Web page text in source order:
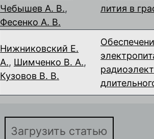
Чебышев А. В.,
Фесенко А. В.
лития в
Нижниковский Е.
А., Шимченко В. А.,
Кузовов В. В.
Загрузить статью